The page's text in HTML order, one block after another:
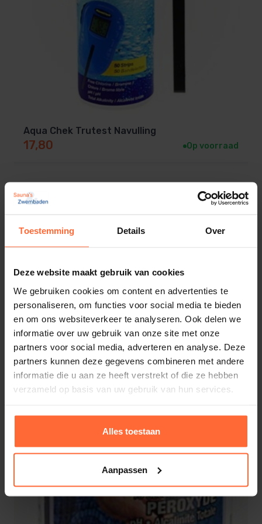
Toestemming Details Over
Deze website maakt gebruik van cookies
We gebruiken cookies om content en advertenties te
personaliseren, om functies voor social media te bieden
en om ons websiteverkeer te analyseren. Ook delen we
informatie over uw gebruik van onze site met onze
partners voor social media, adverteren en analyse. Deze
partners kunnen deze gegevens combineren met andere
informatie die u aan ze heeft verstrekt of die ze hebben
verzameld op basis van uw gebruik van hun services.
Alles toestaan
Aanpassen
Is jouw huidige cuvet beschadigd of toe aan
vervanging? Bestel dan vandaag nog een nieuwe
testset cuvet voor je Lovibond tester. Snelle levering
en altijd scherpe prijzen.
Aqua Chek Trutest Navulling
17,80 Op voorraad